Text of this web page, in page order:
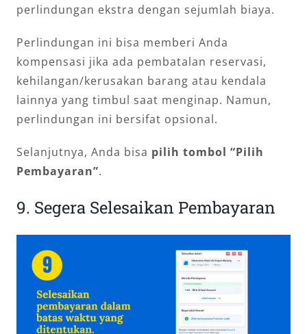
perlindungan ekstra dengan sejumlah biaya.
Perlindungan ini bisa memberi Anda
kompensasi jika ada pembatalan reservasi,
kehilangan/kerusakan barang atau kendala
lainnya yang timbul saat menginap. Namun,
perlindungan ini bersifat opsional.
Selanjutnya, Anda bisa pilih tombol “Pilih
Pembayaran”.
9. Segera Selesaikan Pembayaran